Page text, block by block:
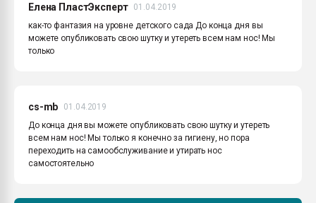
Елена ПластЭксперт
01.04.2019
как-то фантазия на уровне детского сада До конца дня вы
можете опубликовать свою шутку и утереть всем нам нос! Мы
только
cs-mb
01.04.2019
До конца дня вы можете опубликовать свою шутку и утереть
всем нам нос! Мы только я конечно за гигиену, но пора
переходить на самообслуживание и утирать нос
самостоятельно